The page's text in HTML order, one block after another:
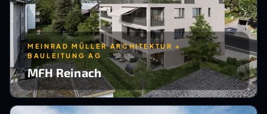
MEINRAD MÜLLER ARCHITEKTUR +
BAULEITUNG AG
MFH Reinach